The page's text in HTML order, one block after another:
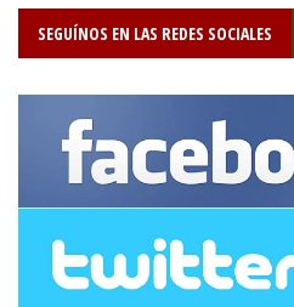
SEGUÍNOS EN LAS REDES SOCIALES